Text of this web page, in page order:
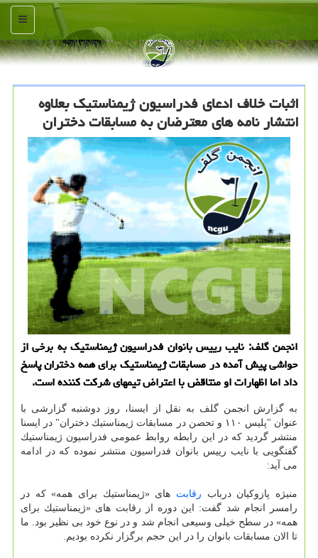
منو
اثبات خلاف ادعای فدراسیون ژیمناستیك بعلاوه
انتشار نامه های معترضان به مسابقات دختران
انجمن گلف: نایب رییس بانوان فدراسیون ژیمناستیك به برخی از
حواشی پیش آمده در مسابقات ژیمناستیك برای همه دختران پاسخ
داد اما اظهارات او منتاقض با اعتراض تیمهای شركت كننده است.
به گزارش انجمن گلف به نقل از ایسنا، روز دوشنبه گزارشی با
عنوان "پلیس ۱۱۰ و تحصن در مسابقات ژیمناستیك دختران" در ایسنا
منتشر گردید كه در این رابطه روابط عمومی فدراسیون ژیمناستیك
گفتگویی با نایب رییس بانوان فدراسیون منتشر نموده كه در ادامه
می آید:
منیژه پازوكیان درباب رقابت های «ژیمناستیك برای همه» كه در
رامسر انجام شد گفت: این دوره از رقابت های «ژیمناستیك برای
همه» در سطح خیلی وسیعی انجام شد و در نوع خود بی نظیر بود. ما
تا الان مسابقات بانوان را در این حجم برگزار نكرده بودیم.